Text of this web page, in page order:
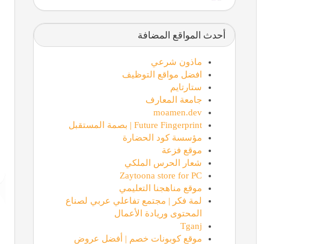
أحدث المواقع المضافة
ماذون شرعي
افضل مواقع التوظيف
ستارتايم
جامعة المعارف
moamen.dev
Future Fingerprint | بصمة المستقبل
مؤسسة كود الحضارة
موقع فزعة
شعار الحرس الملكي
Zaytoona store for PC
موقع مناهجنا التعليمي
لمة فكر | مجتمع تفاعلي عربي لصناع
المحتوى وريادة الأعمال
Tganj
موقع كوبونات خصم | أفضل عروض